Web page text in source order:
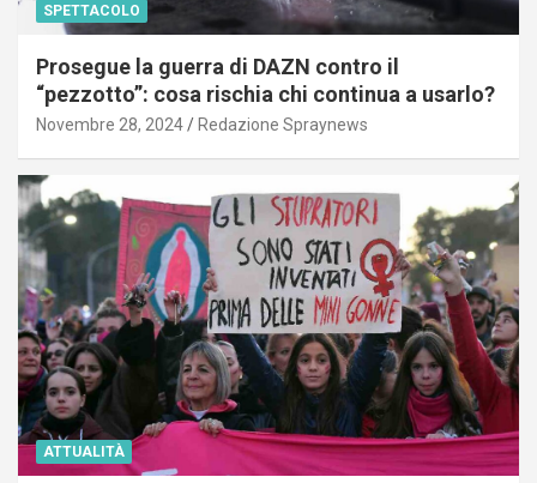
SPETTACOLO
Prosegue la guerra di DAZN contro il
“pezzotto”: cosa rischia chi continua a usarlo?
Novembre 28, 2024 Redazione Spraynews
ATTUALITÀ